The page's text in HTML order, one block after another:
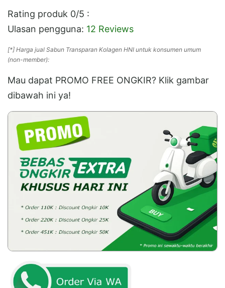
Rating produk 0/5 :
Ulasan pengguna: 12 Reviews
[*] Harga jual Sabun Transparan Kolagen HNI untuk konsumen umum
(non-member):
Mau dapat PROMO FREE ONGKIR? Klik gambar
dibawah ini ya!